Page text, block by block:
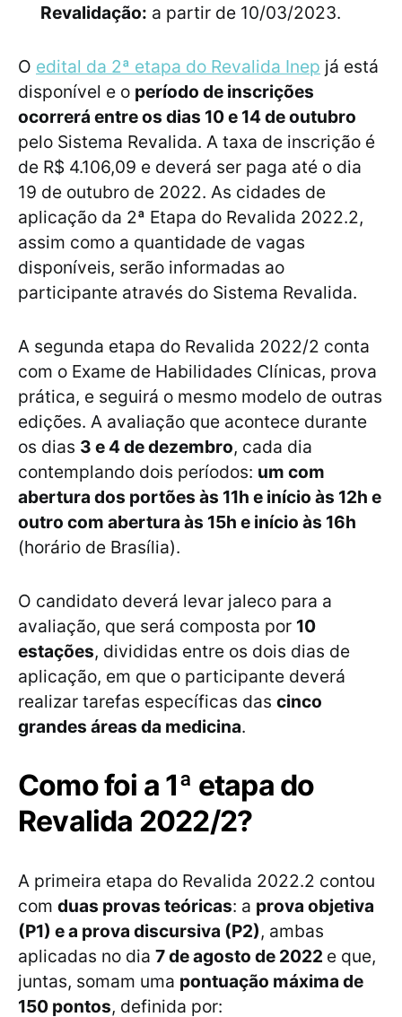
Revalidação: a partir de 10/03/2023.
O edital da 2ª etapa do Revalida Inep já está
disponível e o período de inscrições
ocorrerá entre os dias 10 e 14 de outubro
pelo Sistema Revalida. A taxa de inscrição é
de R$ 4.106,09 e deverá ser paga até o dia
19 de outubro de 2022. As cidades de
aplicação da 2ª Etapa do Revalida 2022.2,
assim como a quantidade de vagas
disponíveis, serão informadas ao
participante através do Sistema Revalida.
A segunda etapa do Revalida 2022/2 conta
com o Exame de Habilidades Clínicas, prova
prática, e seguirá o mesmo modelo de outras
edições. A avaliação que acontece durante
os dias 3 e 4 de dezembro, cada dia
contemplando dois períodos: um com
abertura dos portões às 11h e início às 12h e
outro com abertura às 15h e início às 16h
(horário de Brasília).
O candidato deverá levar jaleco para a
avaliação, que será composta por 10
estações, divididas entre os dois dias de
aplicação, em que o participante deverá
realizar tarefas específicas das cinco
grandes áreas da medicina.
Como foi a 1ª etapa do
Revalida 2022/2?
A primeira etapa do Revalida 2022.2 contou
com duas provas teóricas: a prova objetiva
(P1) e a prova discursiva (P2), ambas
aplicadas no dia 7 de agosto de 2022 e que,
juntas, somam uma pontuação máxima de
150 pontos, definida por: